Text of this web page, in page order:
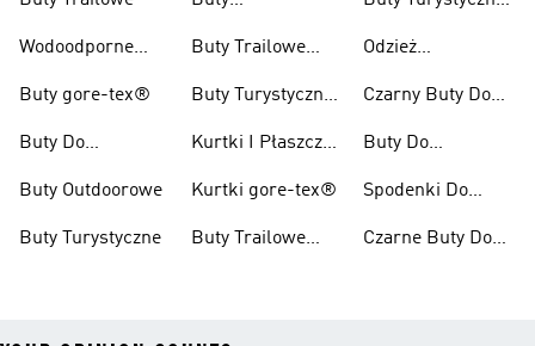
Wodoodporne
W Terenie
Buty gore-tex®
Buty Do
Buty Outdoorowe
Buty Turystyczne
Buty Trailowe
Buty Turystyczne
Kurtki I Płaszcze
Kurtki gore-tex®
Buty Trailowe
Odzież
Czarny Buty Do
Wędrówek
Buty Do
Górskiego Dla
Kobiet
Spodenki Do
Trailowych
Czarne Buty Do